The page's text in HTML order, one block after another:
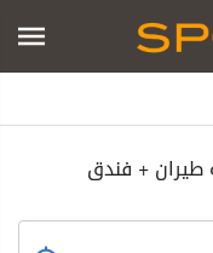
طيران + فندق